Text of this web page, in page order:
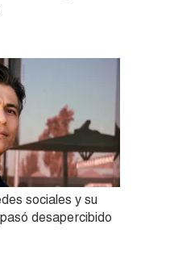
sociales y su
desapercibido